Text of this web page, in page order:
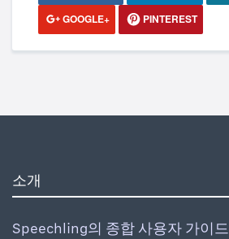
GOOGLE+
PINTEREST
소개
Speechling의 종합 사용자 가이드